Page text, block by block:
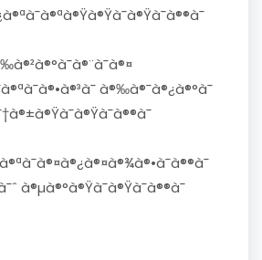
à®‰à®¯à®¿à®°à¯
à®µà®°à®Ÿà¯à®Ÿà¯à®®à¯